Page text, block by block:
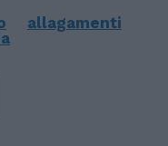
allagamenti